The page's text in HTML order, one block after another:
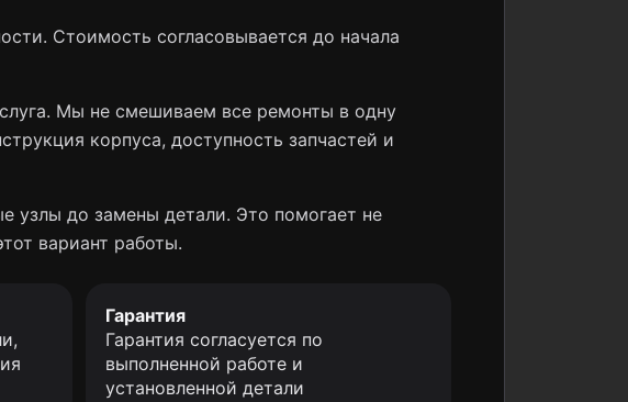
Стоимость согласовывается до начала
Мы не смешиваем все ремонты в одну
корпуса, доступность запчастей и
узлы до замены детали. Это помогает не
вариант работы.
Гарантия
Гарантия согласуется по
выполненной работе и
установленной детали